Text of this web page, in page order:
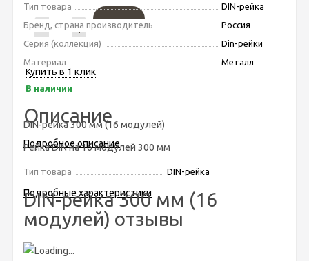
- +
Купить в 1 клик
В наличии
DIN-рейка 300 мм (16 модулей)
Подробное описание
Тип товара DIN-рейка
Подробные характеристики
Тип товара
DIN-рейка
Бренд, страна производитель
Россия
Серия (коллекция)
Din-рейки
Материал
Металл
Описание
Рейка DIN на 16 модулей 300 мм
DIN-рейка 300 мм (16
модулей) отзывы